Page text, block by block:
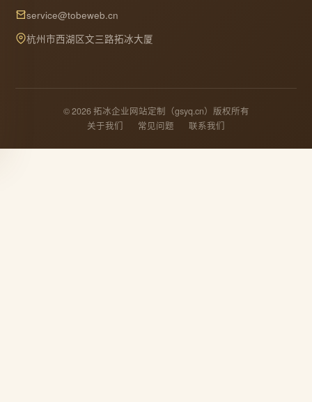
service@tobeweb.cn
杭州市西湖区文三路拓冰大厦
© 2026 拓冰企业网站定制（gsyq.cn）版权所有
关于我们
常见问题 联系我们